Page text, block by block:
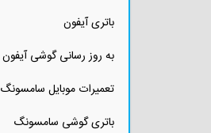
باتری آیفون
به روز رسانی گوشی آیفون
تعمیرات موبایل سامسونگ
باتری گوشی سامسونگ